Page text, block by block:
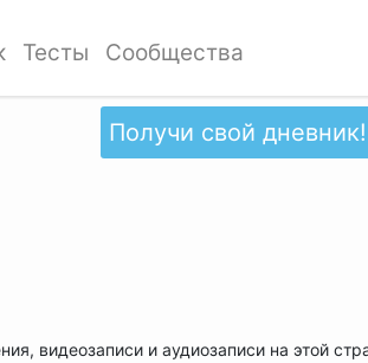
Тесты Сообщества
Получи свой дневник!
видеозаписи и аудиозаписи на этой